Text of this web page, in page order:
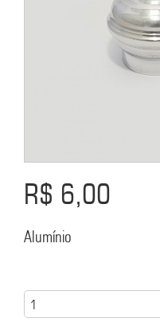
R$ 6,00
Alumínio